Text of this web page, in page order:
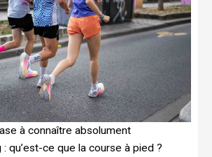
à connaître absolument
: qu’est-ce que la course à pied ?